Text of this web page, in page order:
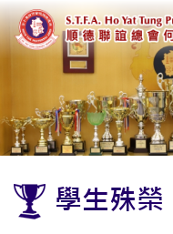
學生殊榮